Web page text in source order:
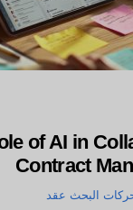
of AI in
Contract
البحث عقد